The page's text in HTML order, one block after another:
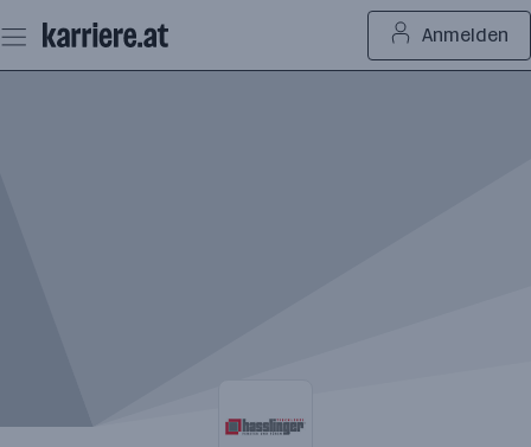
Seiteninhalt
springen
Anmelden